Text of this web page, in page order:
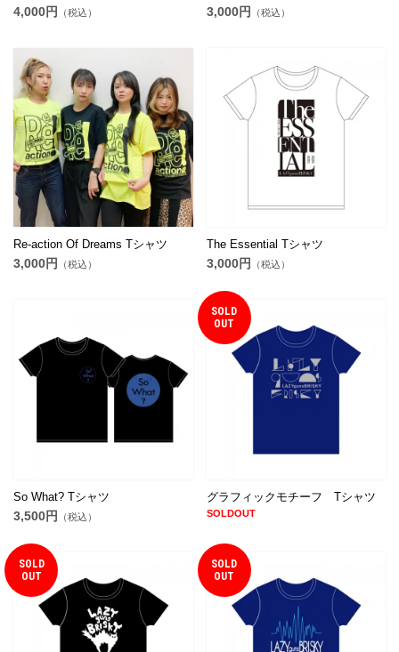
4,000円 （税込） 3,000円 （税込）
Re-action Of Dreams Tシャツ
3,000円 （税込）
The Essential Tシャツ
3,000円 （税込）
So What? Tシャツ
3,500円 （税込）
SOLD
OUT
グラフィックモチーフ Tシャツ
SOLDOUT
SOLD
OUT
SOLD
OUT